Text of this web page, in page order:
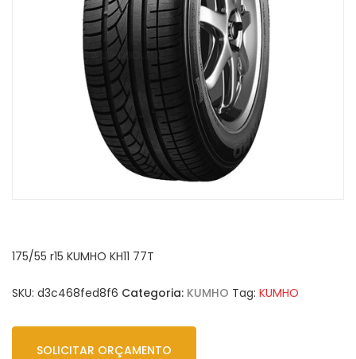
175/55 r15 KUMHO KH11 77T
SKU: d3c468fed8f6 Categoria: KUMHO Tag: KUMHO
SOLICITAR ORÇAMENTO